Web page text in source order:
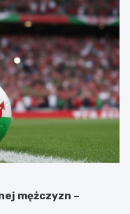
mężczyzn –